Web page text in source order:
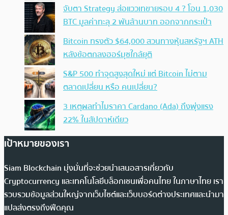
จับตา Strategy ส่อแววเทขายรอบ 4 ? โอน 1,030
BTC มูลค่าทะลุ 2 พันล้านบาท ออกจากกระเป๋า
Bitcoin ทรงตัว $64,000 สวนทางหุ้นสหรัฐฯ ATH
หลังข้อตกลงฮอร์มุซใกล้ยุติ
S&P 500 ทำจุดสูงสุดใหม่ แต่ Bitcoin ไม่ตาม
ตลาดเปลี่ยน หรือ คนเปลี่ยน?
3 เหตุผลทำไมราคา Cardano (Ada) ถึงพุ่งแรง
22% ในสัปดาห์เดียว
เป้าหมายของเรา
Siam Blockchain มุ่งมั่นที่จะช่วยนำเสนอสารเกี่ยวกับ
Cryptocurrency และเทคโนโลยีบล็อกเชนเพื่อคนไทย ในภาษาไทย เรา
รวบรวมข้อมูลส่วนใหญ่จากเว็บไซต์และเว็บบอร์ดต่างประเทศและนำมา
แปลส่งตรงถึงฟีดคุณ